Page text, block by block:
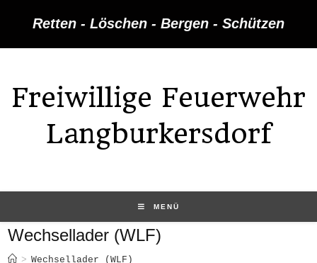
Retten - Löschen - Bergen - Schützen
Freiwillige Feuerwehr
Langburkersdorf
MENÜ
Wechsellader (WLF)
> Wechsellader (WLF)